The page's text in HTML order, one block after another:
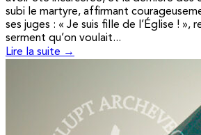
subi le martyre, affirmant
ses juges : « Je suis fille de l’Église ! »,
serment qu’on voulait...
Lire la suite →